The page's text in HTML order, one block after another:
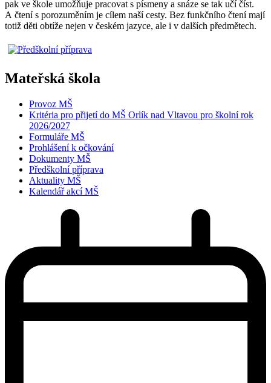
pak ve škole umožňuje pracovat s písmeny a snáze se tak učí číst.
A čtení s porozuměním je cílem naší cesty. Bez funkčního čtení mají
totiž děti obtíže nejen v českém jazyce, ale i v dalších předmětech.
Mateřská škola
Provoz MŠ
Kritéria pro přijetí do MŠ Orlík nad Vltavou pro školní rok
2026/2027
Formuláře MŠ
Prohlášení k očkování
Dokumenty MŠ
Předškolní příprava
Aktuality MŠ
Kalendář akcí MŠ